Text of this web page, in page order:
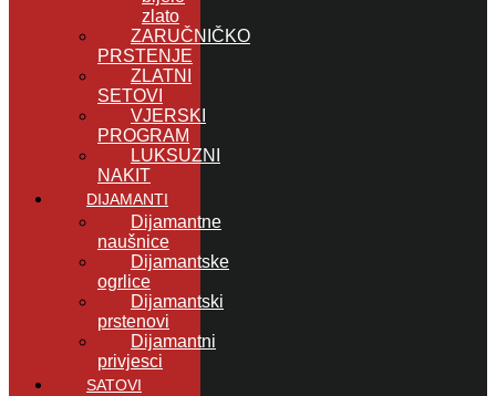
zlato
ZARUČNIČKO
PRSTENJE
ZLATNI
SETOVI
VJERSKI
PROGRAM
LUKSUZNI
NAKIT
DIJAMANTI
Dijamantne
naušnice
Dijamantske
ogrlice
Dijamantski
prstenovi
Dijamantni
privjesci
SATOVI